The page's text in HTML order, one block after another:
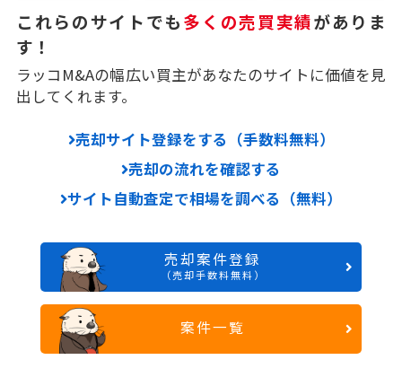
これらのサイトでも多くの売買実績がありま
す！
ラッコM&Aの幅広い買主があなたのサイトに価値を見
出してくれます。
売却サイト登録をする（手数料無料）
売却の流れを確認する
サイト自動査定で相場を調べる（無料）
売却案件登録
（売却手数料無料）
案件一覧